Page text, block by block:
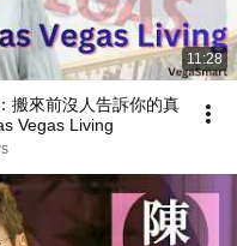
11:28
搬來前沒人告訴你的真
Vegas Living